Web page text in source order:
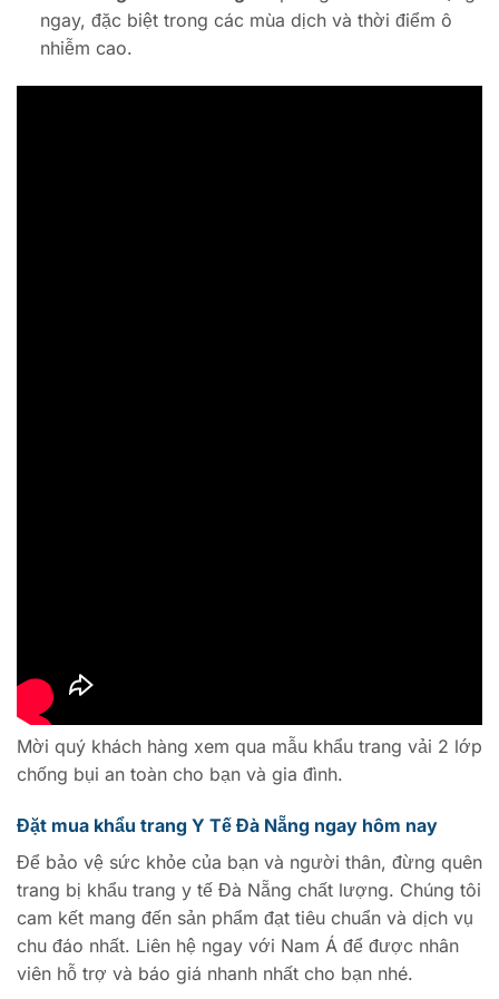
ngay, đặc biệt trong các mùa dịch và thời điểm ô
nhiễm cao.
Mời quý khách hàng xem qua mẫu khẩu trang vải 2 lớp
chống bụi an toàn cho bạn và gia đình.
Đặt mua khẩu trang Y Tế Đà Nẵng ngay hôm nay
Để bảo vệ sức khỏe của bạn và người thân, đừng quên
trang bị khẩu trang y tế Đà Nẵng chất lượng. Chúng tôi
cam kết mang đến sản phẩm đạt tiêu chuẩn và dịch vụ
chu đáo nhất. Liên hệ ngay với Nam Á để được nhân
viên hỗ trợ và báo giá nhanh nhất cho bạn nhé.